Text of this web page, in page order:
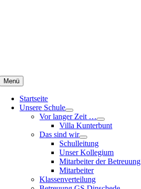
Menü
Startseite
Unsere Schule
Vor langer Zeit …
Villa Kunterbunt
Das sind wir
Schulleitung
Unser Kollegium
Mitarbeiter der Betreuung
Mitarbeiter
Klassenverteilung